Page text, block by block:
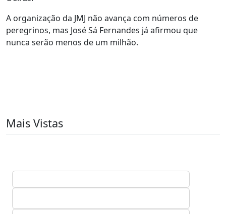
A organização da JMJ não avança com números de
peregrinos, mas José Sá Fernandes já afirmou que
nunca serão menos de um milhão.
Mais Vistas